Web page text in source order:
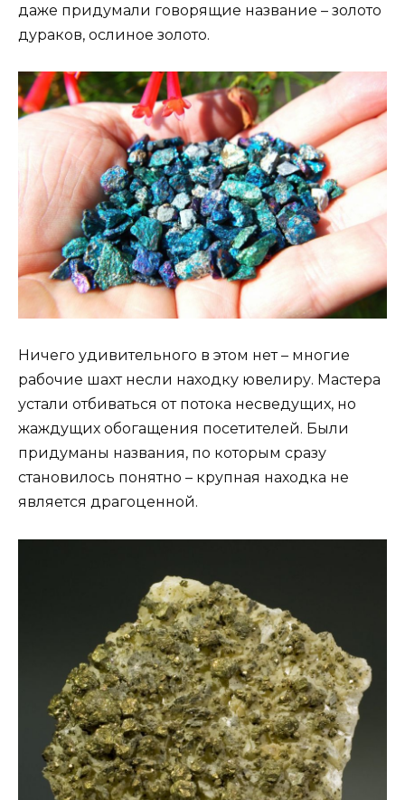
даже придумали говорящие название – золото
дураков, ослиное золото.
Ничего удивительного в этом нет – многие
рабочие шахт несли находку ювелиру. Мастера
устали отбиваться от потока несведущих, но
жаждущих обогащения посетителей. Были
придуманы названия, по которым сразу
становилось понятно – крупная находка не
является драгоценной.